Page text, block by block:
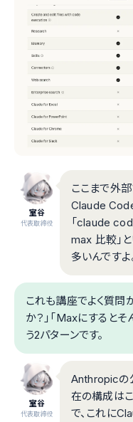
室谷
代表取締役
ここまで外
Claude Code
「claude
max 比較」
多いんですよ
これも講座でよく質問
か？」「Maxにすると
う2パターンです。
室谷
代表取締役
Anthropicの
在の構成は
で、これに